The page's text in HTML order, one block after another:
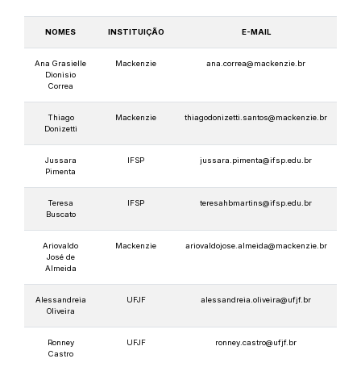
NOMES INSTITUIÇÃO E-MAIL
Ana Grasielle
Dionisio
Correa
Mackenzie ana.correa@mackenzie.br
Thiago
Donizetti
Mackenzie thiagodonizetti.santos@mackenzie.br
Jussara
Pimenta
IFSP jussara.pimenta@ifsp.edu.br
Teresa
Buscato
IFSP teresahbmartins@ifsp.edu.br
Ariovaldo
José de
Almeida
Mackenzie ariovaldojose.almeida@mackenzie.br
Alessandreia
Oliveira
UFJF alessandreia.oliveira@ufjf.br
Ronney
Castro
UFJF ronney.castro@ufjf.br